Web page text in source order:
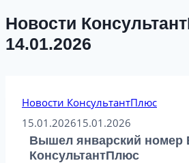
Новости
14.01.2026
Новости КонсультантПлюс
15.01.202615.01.2026
Вышел январский номер
КонсультантПлюс